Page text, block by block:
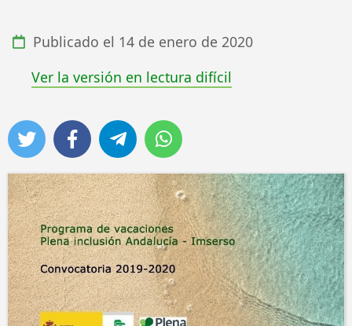
Publicado el 14 de enero de 2020
Ver la versión en lectura difícil